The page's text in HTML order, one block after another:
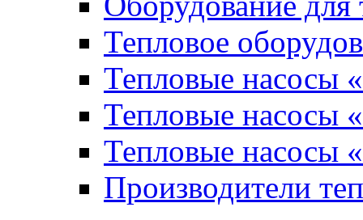
Тепловое
Тепловые насосы
Тепловые насосы
Тепловые насосы
Производители